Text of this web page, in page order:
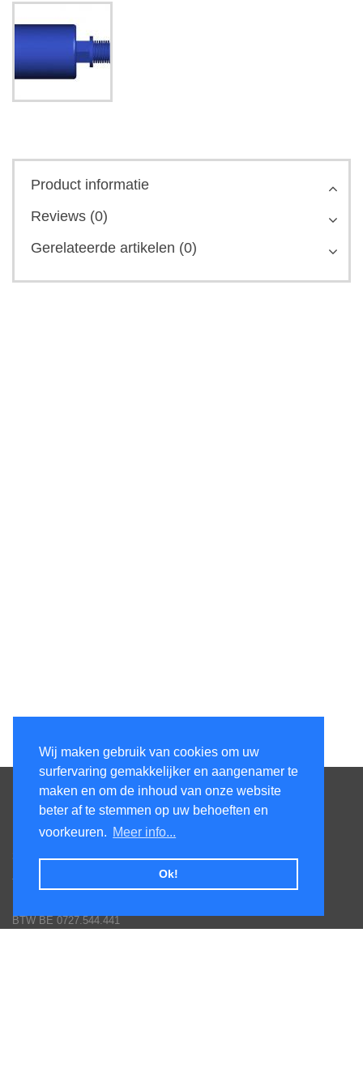
Wij maken gebruik van cookies om uw
surfervaring gemakkelijker en aangenamer te
maken en om de inhoud van onze website
beter af te stemmen op uw behoeften en
voorkeuren. Meer info...
Ok!
Product informatie
Reviews (0)
Gerelateerde artikelen (0)
Contacteer ons
Honsdonkstraat 25A
3120 Tremelo
Tel. 016/60.93.00 - 0475/620.520
BTW BE 0727.544.441